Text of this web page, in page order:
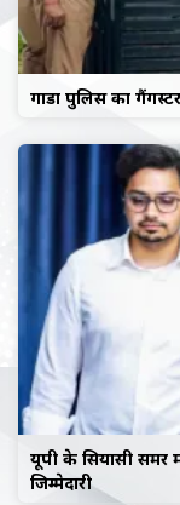
गोंडा पुलिस का
यूपी के सियासी
जिम्मेदारी